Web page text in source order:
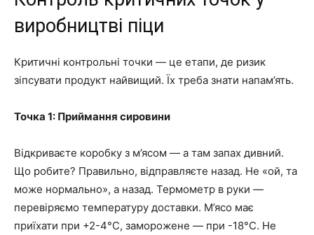
виробництві піци
Критичні контрольні точки — це етапи, де ризик
зіпсувати продукт найвищий. Їх треба знати напам’ять.
Точка 1: Приймання сировини
Відкриваєте коробку з м’ясом — а там запах дивний.
Що робите? Правильно, відправляєте назад. Не «ой, та
може нормально», а назад. Термометр в руки —
перевіряємо температуру доставки. М’ясо має
приїхати при +2-4°C, заморожене — при -18°C. Не